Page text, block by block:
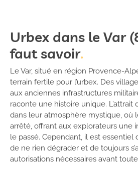
Urbex dans le Var
faut savoir
Le Var, situé en région Provence-
terrain fertile pour l’urbex. Des
aux anciennes infrastructures
raconte une histoire unique. L’attrait
dans leur atmosphère mystique, où
arrêté, offrant aux explorateurs une
le passé. Cependant, il est essentiel
de ne rien dégrader et de toujours
autorisations nécessaires avant